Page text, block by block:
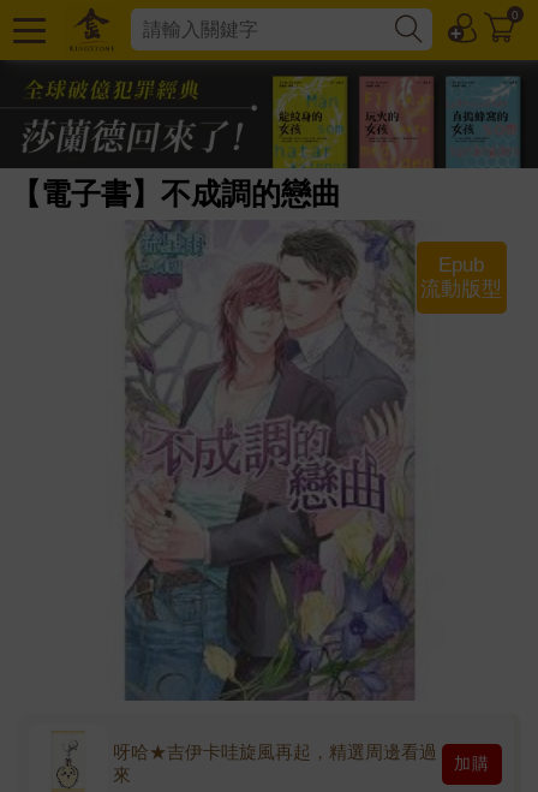
0
【電子書】不成調的戀曲
Epub
流動版型
呀哈★吉伊卡哇旋風再起，精選周邊看過
來
加購